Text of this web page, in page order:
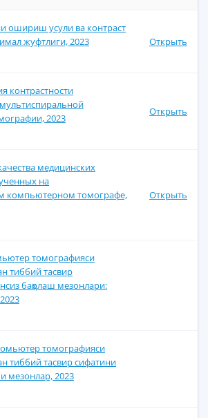
ошириш усули ва контраст
жуфтлиги, 2023
Открыть
контрастности
2023
Открыть
медицинских
на
компьютерном томографе,
Открыть
томографияси
тиббий тасвир
баҳолаш мезонлари:
томографияси
тиббий тасвир сифатини
мезонлар, 2023